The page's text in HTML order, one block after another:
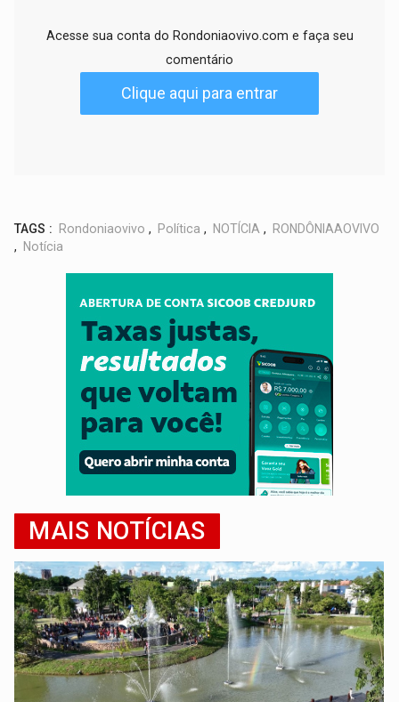
Acesse sua conta do Rondoniaovivo.com e faça seu
comentário
Clique aqui para entrar
TAGS : Rondoniaovivo , Política , NOTÍCIA ,
RONDÔNIAAOVIVO
,
Notícia
MAIS NOTÍCIAS